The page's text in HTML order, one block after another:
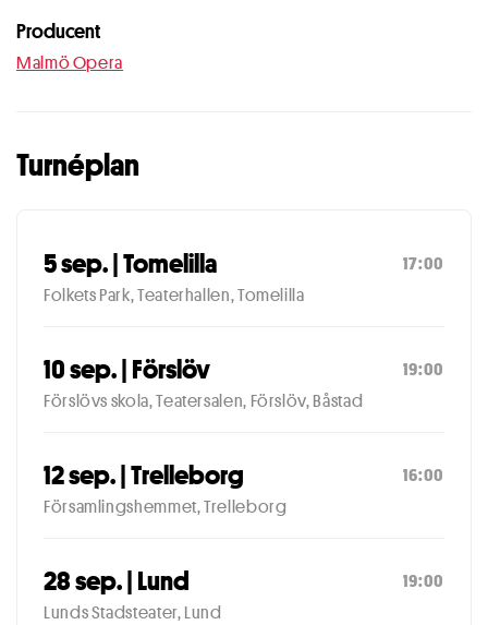
Producent
Malmö Opera
Turnéplan
5 sep. | Tomelilla
Folkets Park, Teaterhallen, Tomelilla
17:00
10 sep. | Förslöv
Förslövs skola, Teatersalen, Förslöv, Båstad
19:00
12 sep. | Trelleborg
Församlingshemmet, Trelleborg
16:00
28 sep. | Lund
Lunds Stadsteater, Lund
19:00